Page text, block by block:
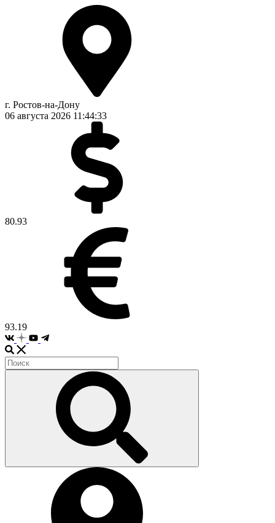
г. Ростов-на-Дону
06 августа 2026 11:44:34
80.93
93.19